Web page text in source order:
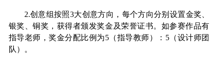
2.创意组按照3大创意方向，每个方向分别设置金奖、
银奖、铜奖，获得者颁发奖金及荣誉证书。如参赛作品有
指导老师，奖金分配比例为5（指导教师） ： 5（设计师团
队）。